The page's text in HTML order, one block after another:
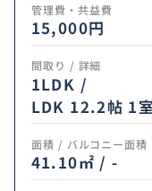
管理費・共益費
15,000円
間取り / 詳細
1LDK /
LDK 12.2帖 1室
面積 / バルコニー面積
41.10㎡ / -